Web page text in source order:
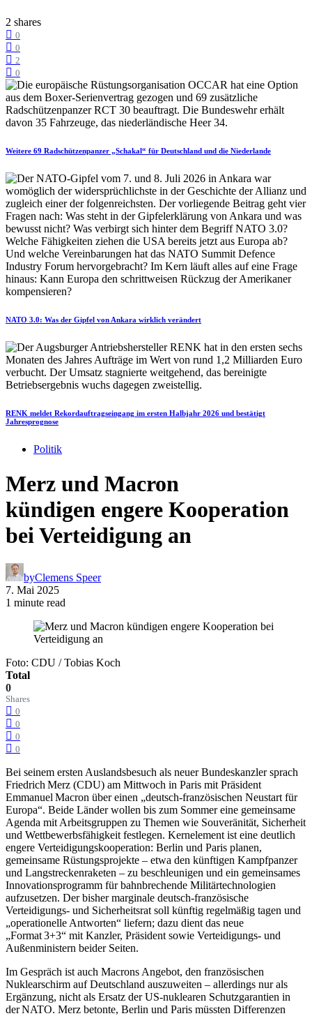
2 shares
0
0
2
0
Weitere 69 Radschützenpanzer „Schakal“ für Deutschland und die Niederlande
NATO 3.0: Was der Gipfel von Ankara wirklich verändert
RENK meldet Rekordauftragseingang im ersten Halbjahr 2026 und bestätigt
Jahresprognose
Politik
Merz und Macron
kündigen engere Kooperation
bei Verteidigung an
byClemens Speer
7. Mai 2025
1 minute read
Foto: CDU / Tobias Koch
Total
0
Shares
0
0
0
0
Bei seinem ersten Auslandsbesuch als neuer Bundeskanzler sprach
Friedrich Merz (CDU) am Mittwoch in Paris mit Präsident
Emmanuel Macron über einen „deutsch‑französischen Neustart für
Europa“. Beide Länder wollen bis zum Sommer eine gemeinsame
Agenda mit Arbeitsgruppen zu Themen wie Souveränität, Sicherheit
und Wettbewerbsfähigkeit festlegen. Kernelement ist eine deutlich
engere Verteidigungs­kooperation: Berlin und Paris planen,
gemeinsame Rüstungsprojekte – etwa den künftigen Kampfpanzer
und Langstreckenraketen – zu beschleunigen und ein gemeinsames
Innovationsprogramm für bahnbrechende Militärtechnologien
aufzusetzen. Der bisher marginale deutsch‑französische
Verteidigungs‑ und Sicherheitsrat soll künftig regelmäßig tagen und
„operationelle Antworten“ liefern; dazu dient das neue
„Format 3+3“ mit Kanzler, Präsident sowie Verteidigungs‑ und
Außenministern beider Seiten.
Im Gespräch ist auch Macrons Angebot, den französischen
Nuklearschirm auf Deutschland auszuweiten – allerdings nur als
Ergänzung, nicht als Ersatz der US‑nuklearen Schutzgarantien in
der NATO. Merz betonte, Berlin und Paris müssten Differenzen